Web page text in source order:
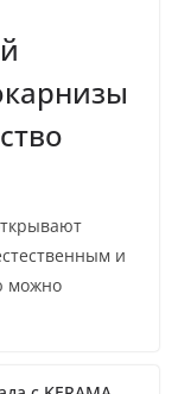
и
можно